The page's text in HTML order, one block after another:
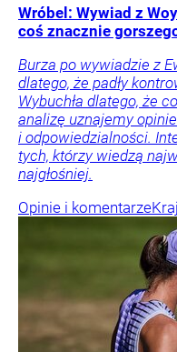
Wróbel: Wywiad z
coś znacznie
Burza po wywiadzie z
dlatego, że padły
Wybuchła dlatego, że
analizę uznajemy
i odpowiedzialności.
tych, którzy wiedzą
najgłośniej.
Opinie i komentarzeKraj